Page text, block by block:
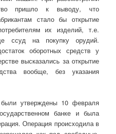
пришло к выводу, что
стало бы открытие
их изделий, т.е.
ссуд на покупку орудий.
оборотных средств у
высказались за открытие
вообще, без указания
утверждены 10 февраля
банке и была
Операция происходила в